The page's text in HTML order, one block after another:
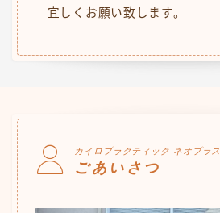
宜しくお願い致します。
カイロプラクティック ネオプラス
ごあいさつ